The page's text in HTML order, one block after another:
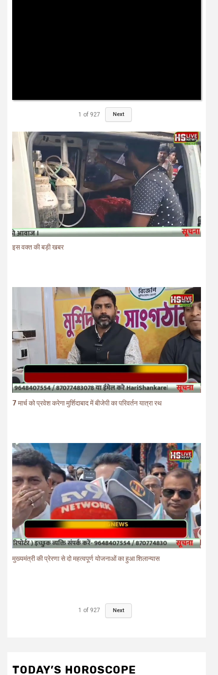
1 of 927 Next
इस वक्त की बड़ी खबर
7 मार्च को प्रवेश करेगा मुर्शिदाबाद में बीजेपी का परिवर्तन यात्रा रथ
मुख्यमंत्री की प्रेरणा से दो महत्वपूर्ण योजनाओं का हुआ शिलान्यास
1 of 927 Next
TODAY’S HOROSCOPE